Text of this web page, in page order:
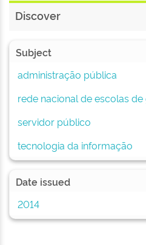
Discover
Subject
administração pública
rede nacional de escolas
servidor público
tecnologia da informação
Date issued
2014